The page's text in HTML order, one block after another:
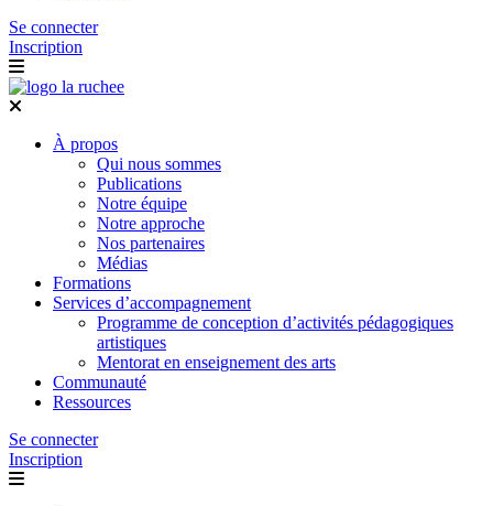
Se connecter
Inscription
À propos
Qui nous sommes
Publications
Notre équipe
Notre approche
Nos partenaires
Médias
Formations
Services d’accompagnement
Programme de conception d’activités pédagogiques
artistiques
Mentorat en enseignement des arts
Communauté
Ressources
Se connecter
Inscription